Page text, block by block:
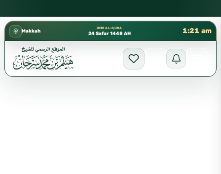
Makkah
UMM AL-QURA
24 Safar 1448 AH 1:21 am